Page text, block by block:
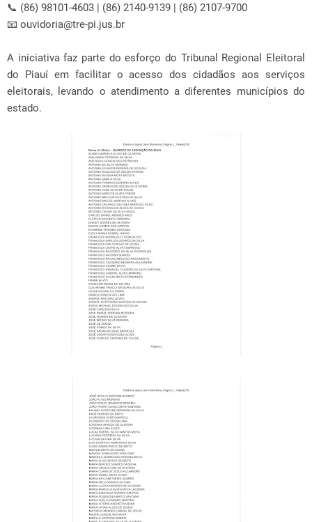
📞 (86) 98101-4603 | (86) 2140-9139 | (86) 2107-9700
📧 ouvidoria@tre-pi.jus.br
A iniciativa faz parte do esforço do Tribunal Regional Eleitoral
do Piauí em facilitar o acesso dos cidadãos aos serviços
eleitorais, levando o atendimento a diferentes municípios do
estado.